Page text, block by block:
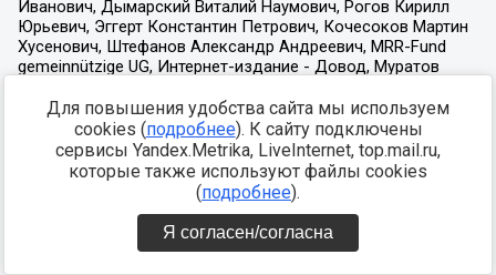
Для повышения удобства сайта мы используем
cookies (подробнее). К сайту подключены
сервисы Yandex.Metrika, LiveInternet, top.mail.ru,
которые также используют файлы cookies
(подробнее).
Я согласен/согласна